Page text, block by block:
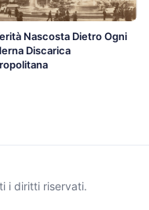
Nascosta Dietro Ogni
Discarica
i diritti riservati.